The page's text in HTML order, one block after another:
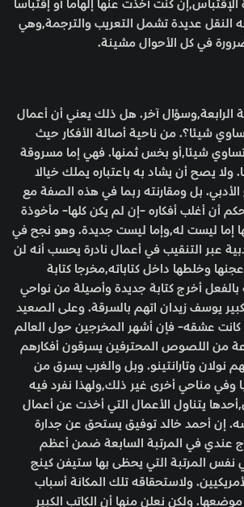
كنت أخذت عنها إلهاما أو إقتباسا
النقل عديدة تشمل التعريب والترجمة,وهي
في كل الأحوال مشينة.
الرابعة,وسؤال آخر. هل ذلك يعني أن أعمال
شيئا؟. من ناحية أصالة الأفكار حيث
شيئا,أو بخس ثمنها. فهي إما مسروقة
ولا يصح أن يشاد به باعتباره يملك خيالا
بل ومقارنته ربما في هذه الصفة مع
أن أغلب أفكاره -إن لم يكن كلها- مأخوذة
إما ليست له,وإما ليست جديدة. وهو نجح في
عبر التنقيب في أعمال نادرة يحسب أنه لن
وخلطها داخل كتاباته,مخرجا كتابة
بالفعل أخرج كتابة جديدة وأصيلة من نواحي
يوسف زيدان اتهم بالسرقة. وعلى الصعيد
كانت عشقه- فإن أشهر المخرجين حول العالم
من اللصوص المحترفين يسرقون أفكارهم
نولان وتارانتينو. وبل والغرب يسرق من
وفي مناحي أخرى غير ذلك,ولهذا نفرد فيه
يتناول الأعمال التي أخذت عن أعمال
إن أحمد خالد توفيق يستحق عن جدارة
عندي في المرتبة السابعة ضمن أعظم
نفس المرتبة التي يحظى بها ستيفن كينج
ولاستحقاقه تلك المكانة أسباب
ولكن نعلن منها أن الكاتب الكبير